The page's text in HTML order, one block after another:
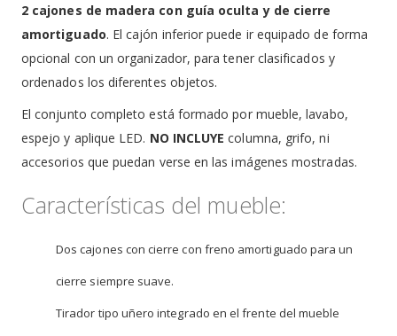
2 cajones de madera con guía oculta y de cierre
amortiguado. El cajón inferior puede ir equipado de forma
opcional con un organizador, para tener clasificados y
ordenados los diferentes objetos.
El conjunto completo está formado por mueble, lavabo,
espejo y aplique LED. NO INCLUYE columna, grifo, ni
accesorios que puedan verse en las imágenes mostradas.
Características del mueble:
Dos cajones con cierre con freno amortiguado para un
cierre siempre suave.
Tirador tipo uñero integrado en el frente del mueble